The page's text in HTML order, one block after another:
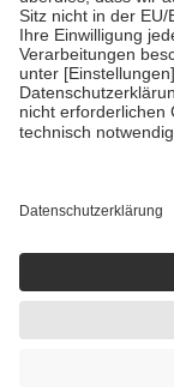
mit Ausnahme der
• Untersuchungen
GKV getragen
• empfohlenen
• Harn- und
getroffen, um
https://
Einige Bilder und